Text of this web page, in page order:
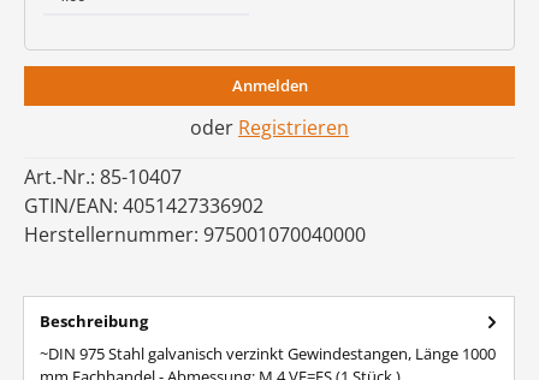
Anmelden
oder Registrieren
Art.-Nr.: 85-10407
GTIN/EAN: 4051427336902
Herstellernummer: 975001070040000
Beschreibung
~DIN 975 Stahl galvanisch verzinkt Gewindestangen, Länge 1000